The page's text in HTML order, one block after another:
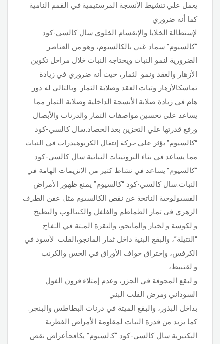
يعمل علي تنشيط الأنسجة المرستيمية في القمم النامية
كما أنه ضروري
لإستطالة الخلايا والإنقسام الخلوي.سال كالسي-كود
“كالسيوم” سماد غني بالكالسيوم، وهو من العناصر
الضرورية لنمو النبات ويحتاجه النبات خلال مراحل تكوين
الأزهار والعقد ونمو الثمار، حيث أنه ضروري في زيادة
تماسكالأزهار وثبات العقد وصلابة الثمار. وبالتالي له دور
هام في زيادة صلابة الأنسجة الداخلية وصلابة الثمار مما
يساعد على تحسين مواصفات الثمار والدرنات والأبصال
ورفع قدرتها علي التخزين بعد الحصاد.سال كالسي-كود
“كالسيوم” يؤثر علي حركة إنتقال الكربوهيدرات في النبات
مما يساعد في بناء البروتينات النباتية.سال كالسي-كود
“كالسيوم” يساعد في نشاط كثير من الإنزيمات الهامة في
النبات.سال كالسي-كود “كالسيوم” يمنع ظهور الأمراض
الفسيولوجية الناتجة عن نقص الكالسيوم مثل عفن الطرف
الزهري فى ثمار الطماطم والفلفل والكنتالوب والبطيخ
والكوسة والخيار والمانجو، والنقرة الميتة في التفاح
“التتيلة”، والبقع البنية داخل ثمار المانجو،القلب الأسود في
الكرفس، وإحتراق حواف الأوراق في الخس والكرنب
والقنبيط،
والبقع المجوفة في الجزر، وعدم إمتلاء قرون الفول
السوداني ومرض القلب البني
بداخل البذور، والبقع الميتة في درنات البطاطس والبنجر.
كما يزيد من قدرة النبات لمقاومة الأمراض الفطرية
البكتيرية.سال كالسي-كود “كالسيوم” يكافحأعراض نقص